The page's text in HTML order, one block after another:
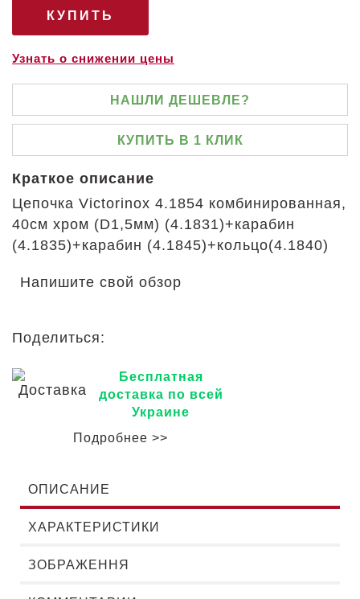
Узнать о снижении цены
НАШЛИ ДЕШЕВЛЕ?
КУПИТЬ В 1 КЛИК
Краткое описание
Цепочка Victorinox 4.1854 комбинированная,
40см хром (D1,5мм) (4.1831)+карабин
(4.1835)+карабин (4.1845)+кольцо(4.1840)
Напишите свой обзор
Поделиться:
Бесплатная
доставка по всей
Украине
Подробнее >>
ОПИСАНИЕ
ХАРАКТЕРИСТИКИ
ЗОБРАЖЕННЯ